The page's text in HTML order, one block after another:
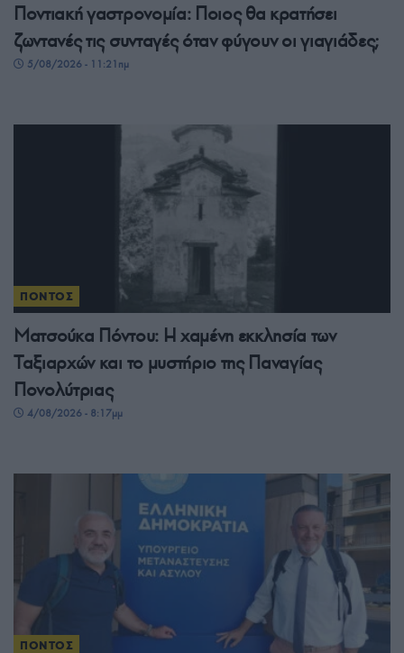
Ποντιακή γαστρονομία: Ποιος θα κρατήσει
ζωντανές τις συνταγές όταν φύγουν οι γιαγιάδες;
5/08/2026 - 11:21πμ
ΠΟΝΤΟΣ
Ματσούκα Πόντου: Η χαμένη εκκλησία των
Ταξιαρχών και το μυστήριο της Παναγίας
Πονολύτριας
4/08/2026 - 8:17μμ
ΠΟΝΤΟΣ